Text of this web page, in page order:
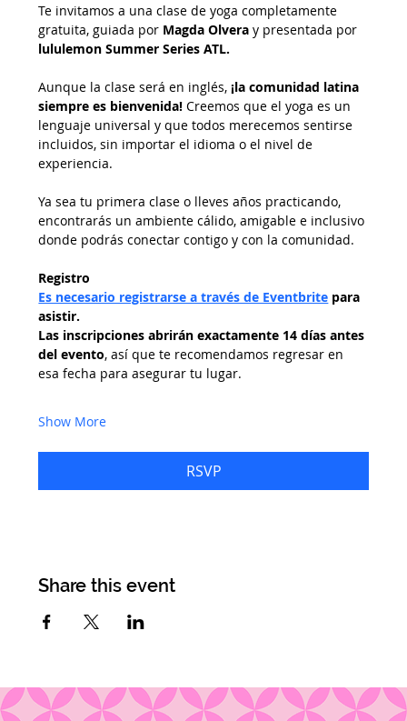
Te invitamos a una clase de yoga completamente
gratuita, guiada por Magda Olvera y presentada por
lululemon Summer Series ATL.
Aunque la clase será en inglés, ¡la comunidad latina
siempre es bienvenida! Creemos que el yoga es un
lenguaje universal y que todos merecemos sentirse
incluidos, sin importar el idioma o el nivel de
experiencia.
Ya sea tu primera clase o lleves años practicando,
encontrarás un ambiente cálido, amigable e inclusivo
donde podrás conectar contigo y con la comunidad.
Registro
Es necesario registrarse a través de Eventbrite para
asistir.
Las inscripciones abrirán exactamente 14 días antes
del evento, así que te recomendamos regresar en
esa fecha para asegurar tu lugar.
Show More
RSVP
Share this event